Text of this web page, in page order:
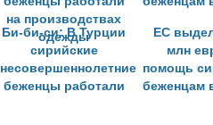
Би-би-си: В Турции
сирийские
несовершеннолетние
беженцы работали
ЕC
млн
помощь
беженцам